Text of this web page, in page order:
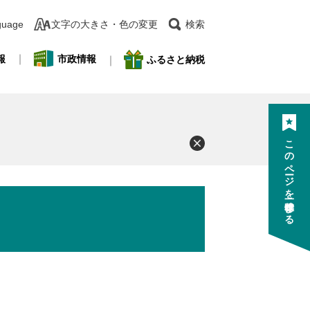
文字の大きさ・色の変更 検索
市政情報 ふるさと納税
このページを一時保存する